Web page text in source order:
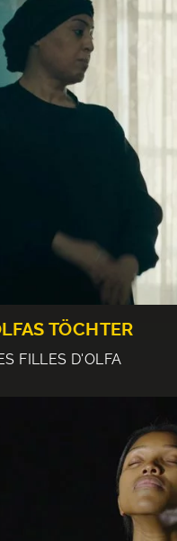
TÖCHTER
FILLES D'OLFA